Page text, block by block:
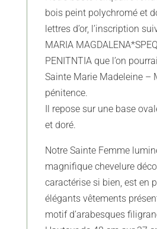
bois peint polychromé et
lettres d’or, l’inscription
MARIA
PENITNTIA que l’on
Sainte Marie Madeleine –
pénitence.
Il repose sur une base
et doré.
Notre Sainte Femme
magnifique chevelure
caractérise si bien, est en
élégants vêtements
motif d’arabesques